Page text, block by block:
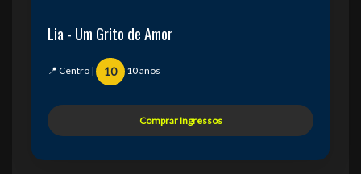
Lia - Um Grito de Amor
📍 Centro | 10 10 anos
Comprar Ingressos